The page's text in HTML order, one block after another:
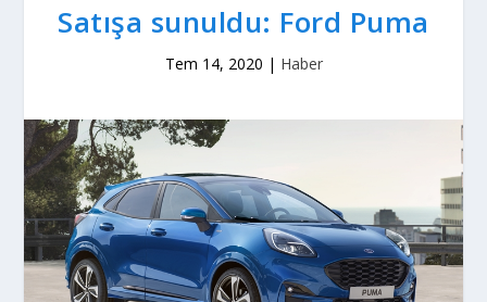
Satışa sunuldu: Ford Puma
Tem 14, 2020 | Haber